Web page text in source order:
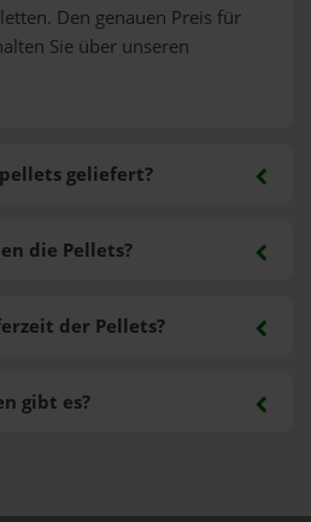
Den genauen Preis für
Sie über unseren
geliefert?
gibt es?
die Pellets?
der Pellets?